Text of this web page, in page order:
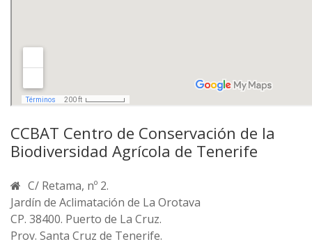
CCBAT Centro de Conservación de la
Biodiversidad Agrícola de Tenerife
C/ Retama, nº 2.
Jardín de Aclimatación de La Orotava
CP. 38400. Puerto de La Cruz.
Prov. Santa Cruz de Tenerife.